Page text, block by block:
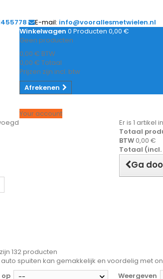
E-mail: info@voorallesmetwielen.nl
Winkelwagen 0 Producten 0,00 €
Geen producten
0,00 € BTW
0,00 € Totaal
Prijzen zijn incl. btw
Afrekenen
Your account
Er is 1 artikel
Totaal
BTW 0,00 €
Totaal (incl.
Ga
132 producten
auto spuiten kan gemakkelijk en voordelig met
op -- Weergeven